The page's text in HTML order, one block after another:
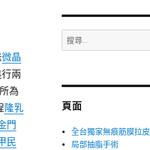
微晶
兩
為
隆乳
門
民
搜
尋
字:
頁面
全台獨家無痕筋膜拉皮
局部抽脂手術